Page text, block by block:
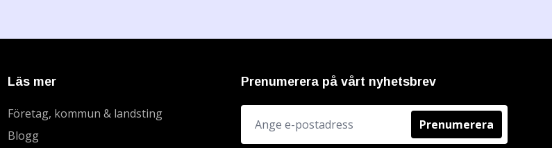
Läs mer
Företag, kommun & landsting
Blogg
Prenumerera på vårt nyhetsbrev
Prenumerera